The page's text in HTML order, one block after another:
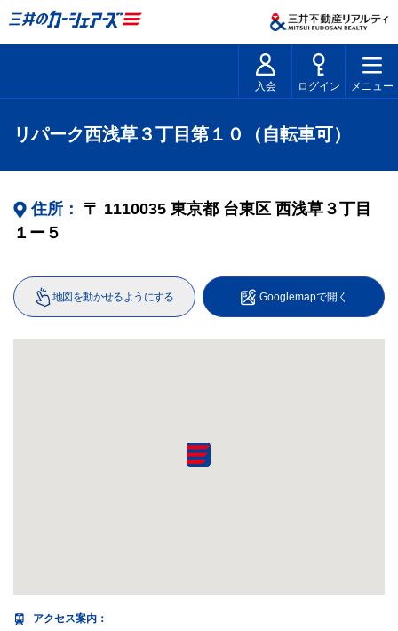
入会 ログイン メニュー
リパーク西浅草３丁目第１０（自転車可）
住所： 〒 1110035 東京都 台東区 西浅草３丁目
１ー５
地図を動かせるようにする Googlemapで開く
アクセス案内 ：